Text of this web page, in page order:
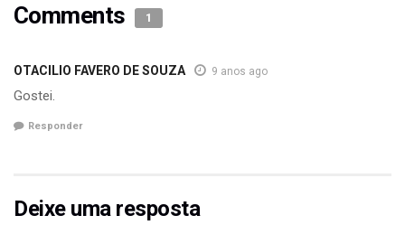
Comments 1
OTACILIO FAVERO DE SOUZA 9 anos ago
Gostei.
Responder
Deixe uma resposta